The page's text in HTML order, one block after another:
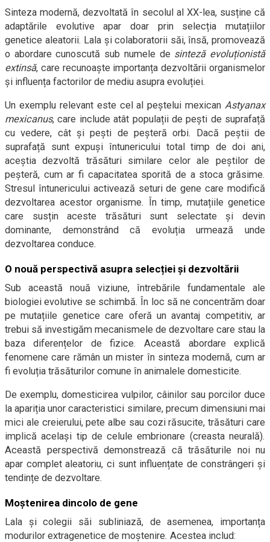
Sinteza modernă, dezvoltată în secolul al XX-lea, susține că
adaptările evolutive apar doar prin selecția mutațiilor
genetice aleatorii. Lala și colaboratorii săi, însă, promovează
o abordare cunoscută sub numele de sinteză evoluționistă
extinsă, care recunoaște importanța dezvoltării organismelor
și influența factorilor de mediu asupra evoluției.
Un exemplu relevant este cel al peștelui mexican Astyanax
mexicanus, care include atât populații de pești de suprafață
cu vedere, cât și pești de peșteră orbi. Dacă peștii de
suprafață sunt expuși întunericului total timp de doi ani,
aceștia dezvoltă trăsături similare celor ale peștilor de
peșteră, cum ar fi capacitatea sporită de a stoca grăsime.
Stresul întunericului activează seturi de gene care modifică
dezvoltarea acestor organisme. În timp, mutațiile genetice
care susțin aceste trăsături sunt selectate și devin
dominante, demonstrând că evoluția urmează unde
dezvoltarea conduce.
O nouă perspectivă asupra selecției și dezvoltării
Sub această nouă viziune, întrebările fundamentale ale
biologiei evolutive se schimbă. În loc să ne concentrăm doar
pe mutațiile genetice care oferă un avantaj competitiv, ar
trebui să investigăm mecanismele de dezvoltare care stau la
baza diferențelor de fizice. Această abordare explică
fenomene care rămân un mister în sinteza modernă, cum ar
fi evoluția trăsăturilor comune în animalele domesticite.
De exemplu, domesticirea vulpilor, câinilor sau porcilor duce
la apariția unor caracteristici similare, precum dimensiuni mai
mici ale creierului, pete albe sau cozi răsucite, trăsături care
implică același tip de celule embrionare (creasta neurală).
Această perspectivă demonstrează că trăsăturile noi nu
apar complet aleatoriu, ci sunt influențate de constrângeri și
tendințe de dezvoltare.
Moștenirea dincolo de gene
Lala și colegii săi subliniază, de asemenea, importanța
modurilor extragenetice de moștenire. Acestea includ: